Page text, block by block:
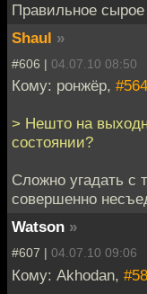
Правильное сырое
Shaul »
#606 | 04.07.10 08:50
Кому: ронжёр, #564
> Нешто на
состоянии?
Сложно угадать с
совершенно
Watson »
#607 | 04.07.10 09:06
Кому: Akhodan,